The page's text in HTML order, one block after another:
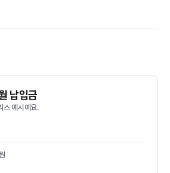
납입금
스 예시예요.